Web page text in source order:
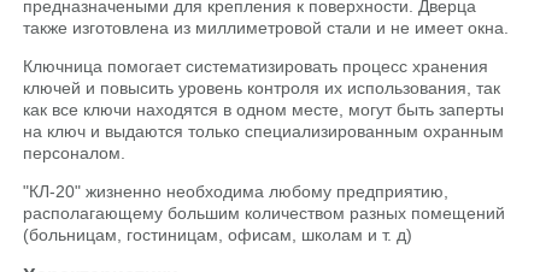
предназначеными для крепления к поверхности. Дверца
также изготовлена из миллиметровой стали и не имеет окна.
Ключница помогает систематизировать процесс хранения
ключей и повысить уровень контроля их использования, так
как все ключи находятся в одном месте, могут быть заперты
на ключ и выдаются только специализированным охранным
персоналом.
"КЛ-20" жизненно необходима любому предприятию,
располагающему большим количеством разных помещений
(больницам, гостиницам, офисам, школам и т. д)